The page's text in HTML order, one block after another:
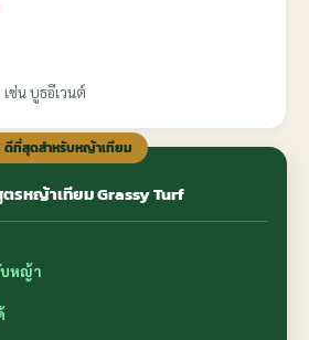
ช่น บูธอีเวนต์
ดีที่สุดสำหรับหญ้าเทียม
ตรหญ้าเทียม Grassy Turf
บหญ้า